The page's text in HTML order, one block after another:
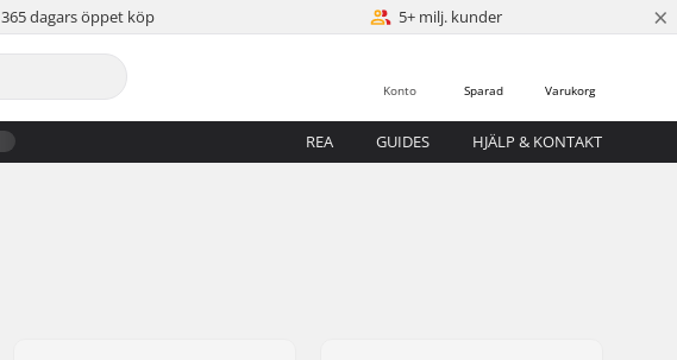
365 dagars öppet köp 5+ milj. kunder ×
Varukorg
Sparad
Konto
REA GUIDES HJÄLP & KONTAKT